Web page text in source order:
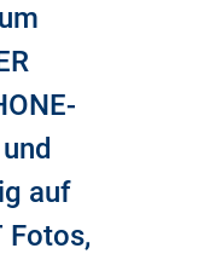
auf
Fotos,